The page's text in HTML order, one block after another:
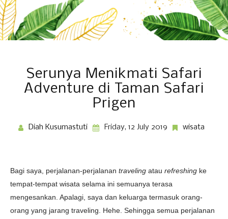
Serunya Menikmati Safari
Adventure di Taman Safari
Prigen
Diah Kusumastuti Friday, 12 July 2019 wisata
Bagi saya, perjalanan-perjalanan traveling atau refreshing ke
tempat-tempat wisata selama ini semuanya terasa
mengesankan. Apalagi, saya dan keluarga termasuk orang-
orang yang jarang traveling. Hehe. Sehingga semua perjalanan